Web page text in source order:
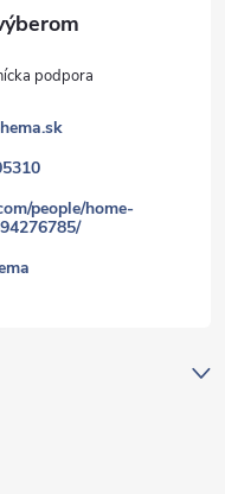
people/home-